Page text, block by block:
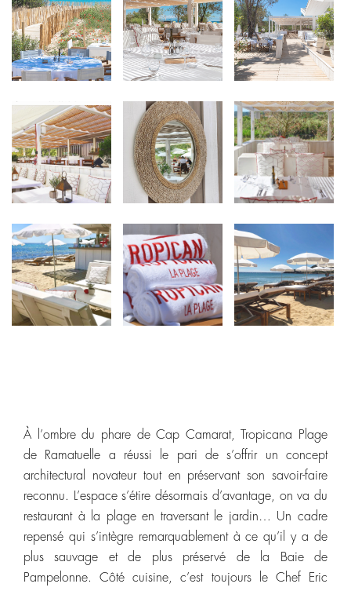
À l’ombre du phare de Cap Camarat, Tropicana Plage
de Ramatuelle a réussi le pari de s’offrir un concept
architectural novateur tout en préservant son savoir-faire
reconnu. L’espace s’étire désormais d’avantage, on va du
restaurant à la plage en traversant le jardin… Un cadre
repensé qui s’intègre remarquablement à ce qu’il y a de
plus sauvage et de plus préservé de la Baie de
Pampelonne. Côté cuisine, c’est toujours le Chef Eric